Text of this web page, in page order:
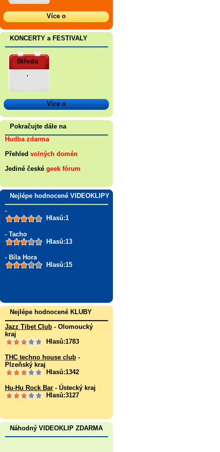
Více o
KONCERTY a FESTIVALY
Středa
.
Více o
Pokračujte dále na
Hudba zdarma
Přehled volných domén
Jediné české geek fórum
Nejlépe hodnocené VIDEOKLIPY
-
Hlasů:1
- Tacho
Hlasů:13
- Bíla Hora
Hlasů:15
Nejlépe hodnocené KLUBY
Jazz Tibet Club - Olomoucký
kraj
Hlasů:1783
THC techno house club -
Plzeňský kraj
Hlasů:1342
Hu-Hu Rock Bar - Ústecký kraj
Hlasů:3127
Náhodný VIDEOKLIP ZDARMA